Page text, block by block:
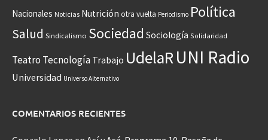
Nacionales Noticias Nutrición otra vuelta Periodismo Política
Salud Sindicalismo Sociedad Sociología Solidaridad
Teatro Tecnología Trabajo UdelaR UNI Radio
Universidad Universo Alternativo
COMENTARIOS RECIENTES